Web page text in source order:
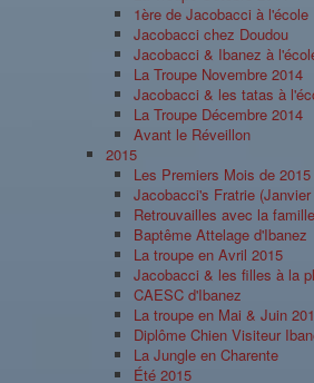
1ère de Jacobacci à l'école
Jacobacci chez Doudou
Jacobacci & Ibanez à
La Troupe Novembre 2014
Jacobacci & les tatas à
La Troupe Décembre 2014
Avant le Réveillon
2015
Les Premiers Mois de 2015
Jacobacci's Fratrie (Janvier
Retrouvailles avec la
Baptême Attelage d'Ibanez
La troupe en Avril 2015
Jacobacci & les filles à la
CAESC d'Ibanez
La troupe en Mai & Juin
Diplôme Chien Visiteur
La Jungle en Charente
Été 2015